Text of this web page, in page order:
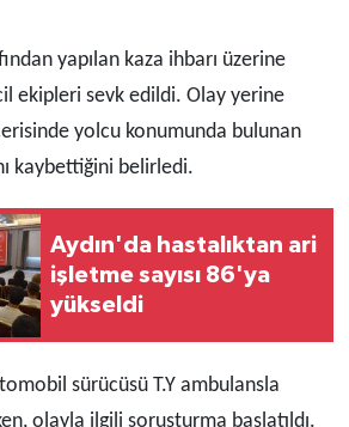
yapılan kaza ihbarı üzerine
ekipleri sevk edildi. Olay yerine
yolcu konumunda bulunan
kaybettiğini belirledi.
Aydın'da hastalıktan ari
işletme sayısı 86'ya
yükseldi
sürücüsü T.Y ambulansla
olayla ilgili soruşturma başlatıldı.